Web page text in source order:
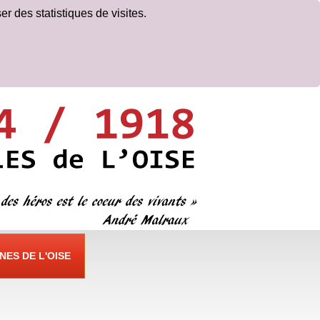
des statistiques de visites.
DE L'OISE